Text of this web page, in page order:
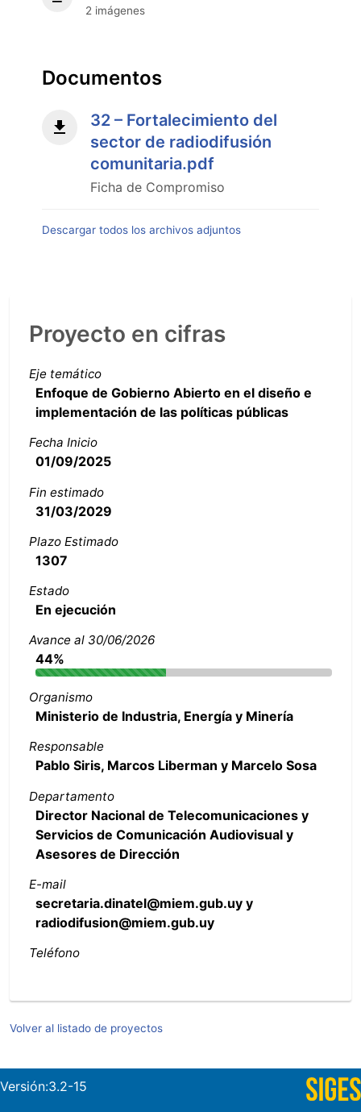
2 imágenes
Documentos
32 – Fortalecimiento del
sector de radiodifusión
comunitaria.pdf
Ficha de Compromiso
Descargar todos los archivos adjuntos
Proyecto en cifras
Eje temático
Enfoque de Gobierno Abierto en el diseño e
implementación de las políticas públicas
Fecha Inicio
01/09/2025
Fin estimado
31/03/2029
Plazo Estimado
1307
Estado
En ejecución
Avance al 30/06/2026
44%
Organismo
Ministerio de Industria, Energía y Minería
Responsable
Pablo Siris, Marcos Liberman y Marcelo Sosa
Departamento
Director Nacional de Telecomunicaciones y
Servicios de Comunicación Audiovisual y
Asesores de Dirección
E-mail
secretaria.dinatel@miem.gub.uy y
radiodifusion@miem.gub.uy
Teléfono
Volver al listado de proyectos
Versión:3.2-15